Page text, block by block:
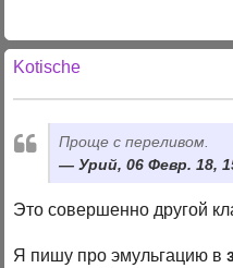
Kotische
Проще с переливом.
Урий, 06 Февр. 18,
Это совершенно другой
Я пишу про эмульгацию в